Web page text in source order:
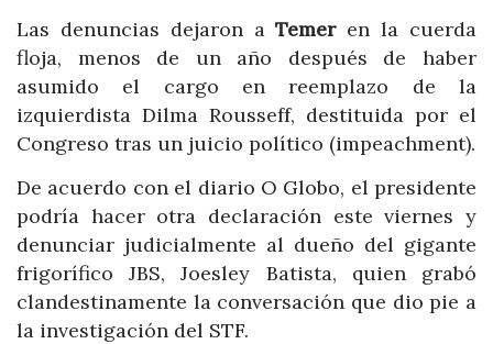
Las denuncias dejaron aTemeren la cuerda
floja, menos de un año después de haber
asumido el cargo en reemplazo de la
izquierdista Dilma Rousseff, destituida por el
Congreso tras un juicio político (impeachment).
De acuerdo con el diario O Globo, el presidente
podría hacer otra declaración este viernes y
denunciar judicialmente al dueño del gigante
frigorífico JBS, Joesley Batista, quien grabó
clandestinamente la conversación que dio pie a
la investigación del STF.